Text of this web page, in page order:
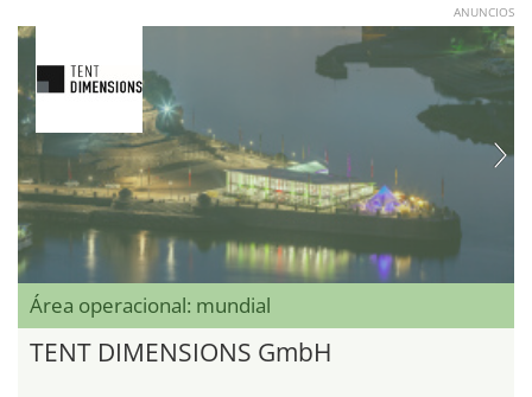
ANUNCIOS
Área operacional: mundial
TENT DIMENSIONS GmbH